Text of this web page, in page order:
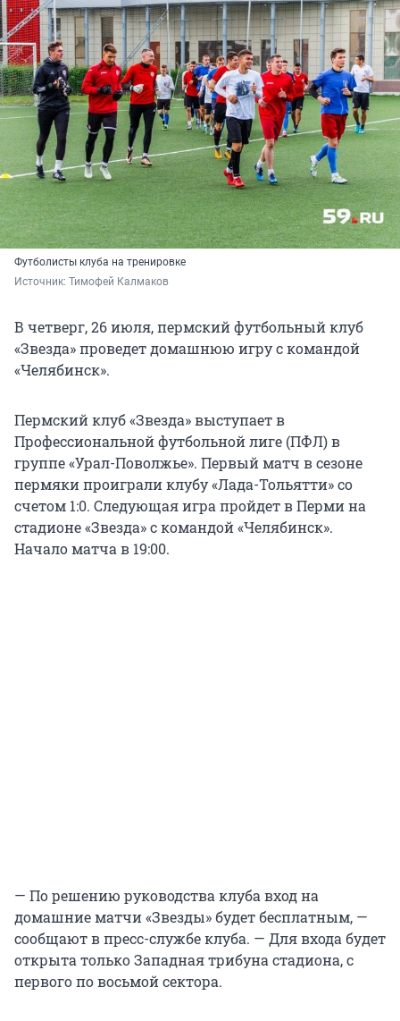
Футболисты клуба на тренировке
Источник: Тимофей Калмаков
В четверг, 26 июля, пермский футбольный клуб
«Звезда» проведет домашнюю игру с командой
«Челябинск».
Пермский клуб «Звезда» выступает в
Профессиональной футбольной лиге (ПФЛ) в
группе «Урал-Поволжье». Первый матч в сезоне
пермяки проиграли клубу «Лада-Тольятти» со
счетом 1:0. Следующая игра пройдет в Перми на
стадионе «Звезда» с командой «Челябинск».
Начало матча в 19:00.
— По решению руководства клуба вход на
домашние матчи «Звезды» будет бесплатным, —
сообщают в пресс-службе клуба. — Для входа будет
открыта только Западная трибуна стадиона, с
первого по восьмой сектора.